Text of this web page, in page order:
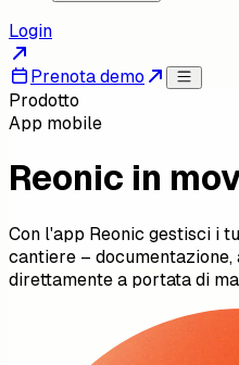
Login
Prenota demo
Prodotto
App mobile
Reonic in
Con l'app Reonic gestisci i
cantiere –
direttamente a portata di